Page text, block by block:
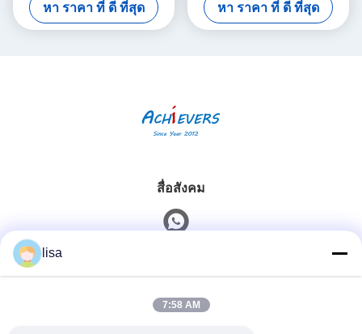
หา ราคา ที่ ดี ที่สุด หา ราคา ที่ ดี ที่สุด
สื่อสังคม
lisa
7:58 AM